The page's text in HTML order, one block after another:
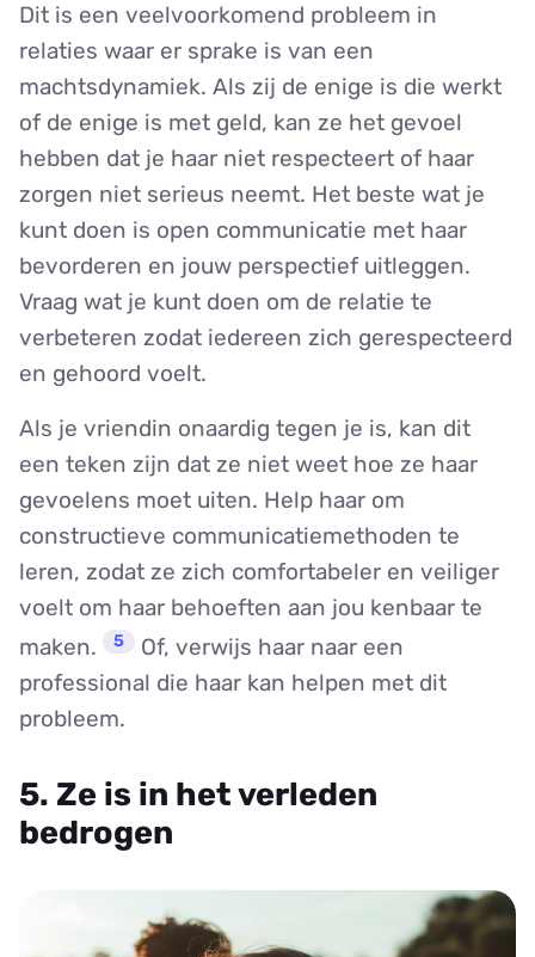
Dit is een veelvoorkomend probleem in
relaties waar er sprake is van een
machtsdynamiek. Als zij de enige is die werkt
of de enige is met geld, kan ze het gevoel
hebben dat je haar niet respecteert of haar
zorgen niet serieus neemt. Het beste wat je
kunt doen is open communicatie met haar
bevorderen en jouw perspectief uitleggen.
Vraag wat je kunt doen om de relatie te
verbeteren zodat iedereen zich gerespecteerd
en gehoord voelt.
Als je vriendin onaardig tegen je is, kan dit
een teken zijn dat ze niet weet hoe ze haar
gevoelens moet uiten. Help haar om
constructieve communicatiemethoden te
leren, zodat ze zich comfortabeler en veiliger
voelt om haar behoeften aan jou kenbaar te
maken.
5
Of, verwijs haar naar een
professional die haar kan helpen met dit
probleem.
5. Ze is in het verleden
bedrogen